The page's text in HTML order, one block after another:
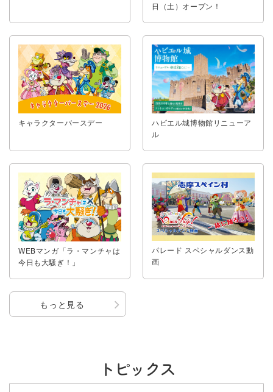
日（土）オープン！
キャラクターバースデー
ハビエル城博物館リニューア
ル
WEBマンガ「ラ・マンチャは
今日も大騒ぎ！」
パレード スペシャルダンス動
画
もっと見る
トピックス